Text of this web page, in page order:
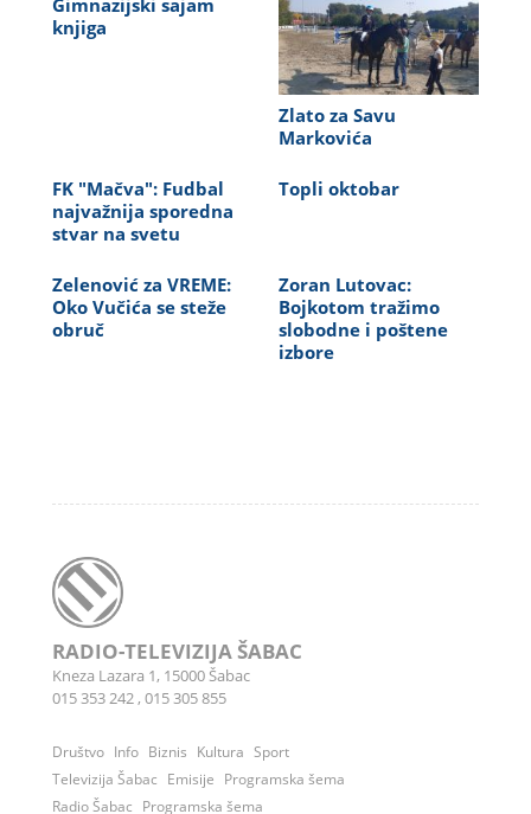
Gimnazijski sajam
knjiga
Zlato za Savu
Markovića
FK "Mačva": Fudbal
najvažnija sporedna
stvar na svetu
Topli oktobar
Zelenović za VREME:
Oko Vučića se steže
obruč
Zoran Lutovac:
Bojkotom tražimo
slobodne i poštene
izbore
RADIO-TELEVIZIJA ŠABAC
Kneza Lazara 1, 15000 Šabac
015 353 242 , 015 305 855
Društvo Info Biznis Kultura Sport
Televizija Šabac Emisije Programska šema
Radio Šabac Programska šema